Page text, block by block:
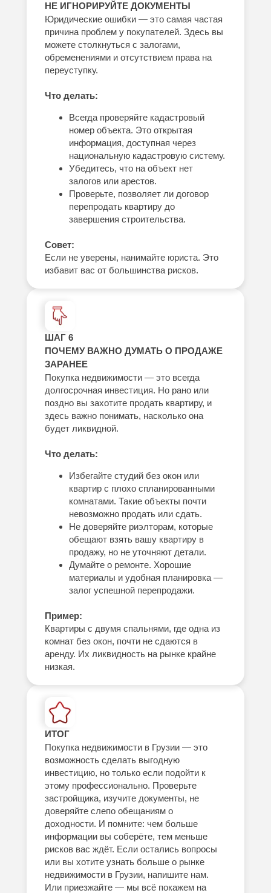
НЕ ИГНОРИРУЙТЕ ДОКУМЕНТЫ
Юридические ошибки — это самая частая
причина проблем у покупателей. Здесь вы
можете столкнуться с залогами,
обременениями и отсутствием права на
переуступку.
Что делать:
Всегда проверяйте кадастровый
номер объекта. Это открытая
информация, доступная через
национальную кадастровую систему.
Убедитесь, что на объект нет
залогов или арестов.
Проверьте, позволяет ли договор
перепродать квартиру до
завершения строительства.
Совет:
Если не уверены, нанимайте юриста. Это
избавит вас от большинства рисков.
ШАГ 6
ПОЧЕМУ ВАЖНО ДУМАТЬ О ПРОДАЖЕ
ЗАРАНЕЕ
Покупка недвижимости — это всегда
долгосрочная инвестиция. Но рано или
поздно вы захотите продать квартиру, и
здесь важно понимать, насколько она
будет ликвидной.
Что делать:
Избегайте студий без окон или
квартир с плохо спланированными
комнатами. Такие объекты почти
невозможно продать или сдать.
Не доверяйте риэлторам, которые
обещают взять вашу квартиру в
продажу, но не уточняют детали.
Думайте о ремонте. Хорошие
материалы и удобная планировка —
залог успешной перепродажи.
Пример:
Квартиры с двумя спальнями, где одна из
комнат без окон, почти не сдаются в
аренду. Их ликвидность на рынке крайне
низкая.
ИТОГ
Покупка недвижимости в Грузии — это
возможность сделать выгодную
инвестицию, но только если подойти к
этому профессионально. Проверьте
застройщика, изучите документы, не
доверяйте слепо обещаниям о
доходности. И помните: чем больше
информации вы соберёте, тем меньше
рисков вас ждёт. Если остались вопросы
или вы хотите узнать больше о рынке
недвижимости в Грузии, напишите нам.
Или приезжайте — мы всё покажем на